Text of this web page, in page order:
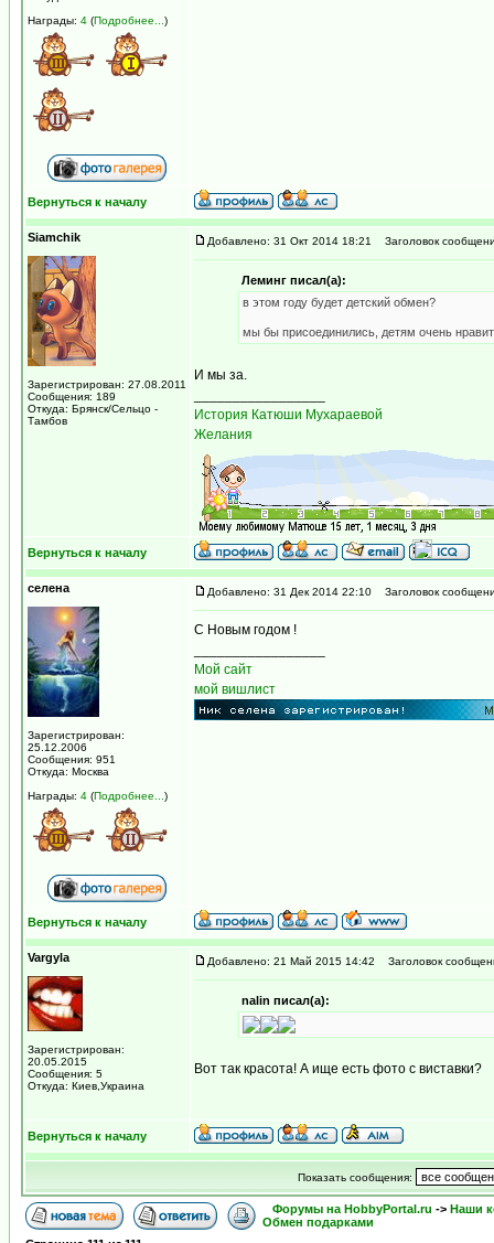
Награды: 4 (Подробнее... )
Вернуться к началу
Siamchik
Зарегистрирован: 27.08.2011
Сообщения: 189
Откуда: Брянск/Сельцо -
Тамбов
Добавлено: 31 Окт 2014 18:21 Заголовок
Леминг писал(а):
в этом году будет детский обмен?
мы бы присоединились, детям очень
И мы за.
История Катюши Мухараевой
Желания
Вернуться к началу
селена
Зарегистрирован:
25.12.2006
Сообщения: 951
Откуда: Москва
Награды: 4 (Подробнее... )
Добавлено: 31 Дек 2014 22:10 Заголовок
С Новым годом !
Мой сайт
мой вишлист
Вернуться к началу
Vargyla
Зарегистрирован:
20.05.2015
Сообщения: 5
Откуда: Киев,Украина
Добавлено: 21 Май 2015 14:42 Заголовок
nalin писал(а):
Вот так красота! А ище есть фото с виставки?
Вернуться к началу
Показать сообщения:
Форумы на HobbyPortal.ru -> Наши
Обмен подарками